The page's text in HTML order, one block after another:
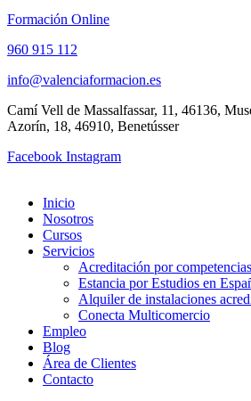
Formación Online
960 915 112
info@valenciaformacion.es
Camí Vell de Massalfassar, 11, 46136,
Azorín, 18, 46910, Benetússer
Facebook Instagram
Inicio
Nosotros
Cursos
Servicios
Acreditación por competencias
Estancia por Estudios en
Alquiler de instalaciones
Conecta Multicomercio
Empleo
Blog
Área de Clientes
Contacto